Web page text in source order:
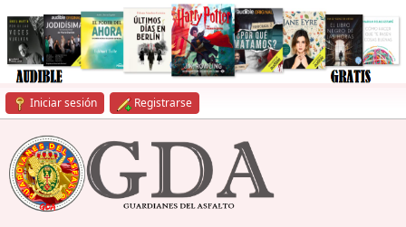
Iniciar sesión Registrarse